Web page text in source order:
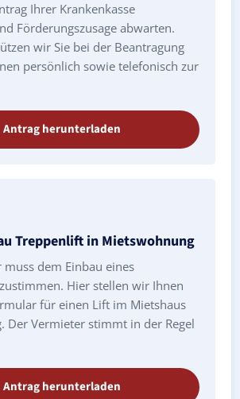
Ihrer Krankenkasse
Förderungszusage abwarten.
wir Sie bei der Beantragung
persönlich sowie telefonisch zur
Antrag herunterladen
Treppenlift in Mietswohnung
muss dem Einbau eines
Hier stellen wir Ihnen
für einen Lift im Mietshaus
Der Vermieter stimmt in der Regel
Antrag herunterladen